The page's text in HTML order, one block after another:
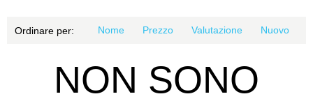
Ordinare per: Nome Prezzo Valutazione Nuovo
NON SONO